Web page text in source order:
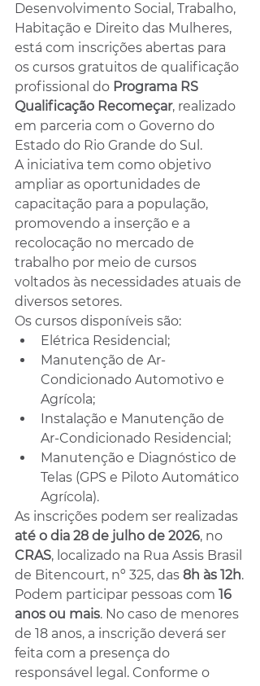
Desenvolvimento Social, Trabalho,
Habitação e Direito das Mulheres,
está com inscrições abertas para
os cursos gratuitos de qualificação
profissional do Programa RS
Qualificação Recomeçar, realizado
em parceria com o Governo do
Estado do Rio Grande do Sul.
A iniciativa tem como objetivo
ampliar as oportunidades de
capacitação para a população,
promovendo a inserção e a
recolocação no mercado de
trabalho por meio de cursos
voltados às necessidades atuais de
diversos setores.
Os cursos disponíveis são:
Elétrica Residencial;
Manutenção de Ar-
Condicionado Automotivo e
Agrícola;
Instalação e Manutenção de
Ar-Condicionado Residencial;
Manutenção e Diagnóstico de
Telas (GPS e Piloto Automático
Agrícola).
As inscrições podem ser realizadas
até o dia 28 de julho de 2026, no
CRAS, localizado na Rua Assis Brasil
de Bitencourt, nº 325, das 8h às 12h.
Podem participar pessoas com 16
anos ou mais. No caso de menores
de 18 anos, a inscrição deverá ser
feita com a presença do
responsável legal. Conforme o